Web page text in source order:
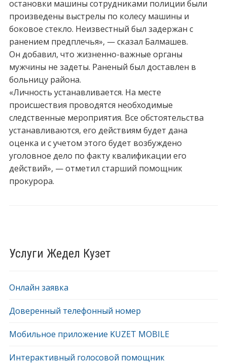
Услуги Жедел Кузет
Онлайн заявка
Доверенный телефонный номер
Мобильное приложение KUZET MOBILE
Интерактивный голосовой помощник
остановки машины сотрудниками полиции были
произведены выстрелы по колесу машины и
боковое стекло. Неизвестный был задержан с
ранением предплечья», — сказал Балмашев.
Он добавил, что жизненно-важные органы
мужчины не задеты. Раненый был доставлен в
больницу района.
«Личность устанавливается. На месте
происшествия проводятся необходимые
следственные мероприятия. Все обстоятельства
устанавливаются, его действиям будет дана
оценка и с учетом этого будет возбуждено
уголовное дело по факту квалификации его
действий», — отметил старший помощник
прокурора.